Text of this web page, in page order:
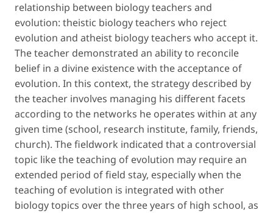
relationship between biology teachers and
evolution: theistic biology teachers who reject
evolution and atheist biology teachers who accept it.
The teacher demonstrated an ability to reconcile
belief in a divine existence with the acceptance of
evolution. In this context, the strategy described by
the teacher involves managing his different facets
according to the networks he operates within at any
given time (school, research institute, family, friends,
church). The fieldwork indicated that a controversial
topic like the teaching of evolution may require an
extended period of field stay, especially when the
teaching of evolution is integrated with other
biology topics over the three years of high school, as